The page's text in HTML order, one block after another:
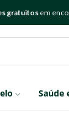
gratuitosem
Saúde